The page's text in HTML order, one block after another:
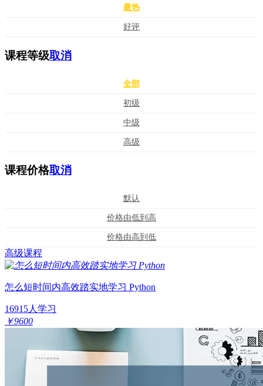
最热
好评
课程等级取消
全部
初级
中级
高级
课程价格取消
默认
价格由低到高
价格由高到低
高级课程
怎么短时间内高效踏实地学习 Python
16915人学习
￥9600